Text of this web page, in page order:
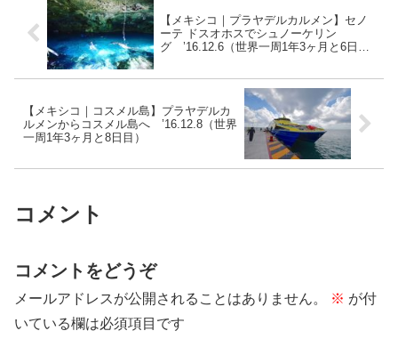
【メキシコ｜プラヤデルカルメン】セノ
ーテ ドスオホスでシュノーケリン
グ ’16.12.6（世界一周1年3ヶ月と6日
【メキシコ｜コスメル島】プラヤデルカ
ルメンからコスメル島へ ’16.12.8（世界
一周1年3ヶ月と8日目）
コメント
コメントをどうぞ
メールアドレスが公開されることはありません。 ※ が付
いている欄は必須項目です